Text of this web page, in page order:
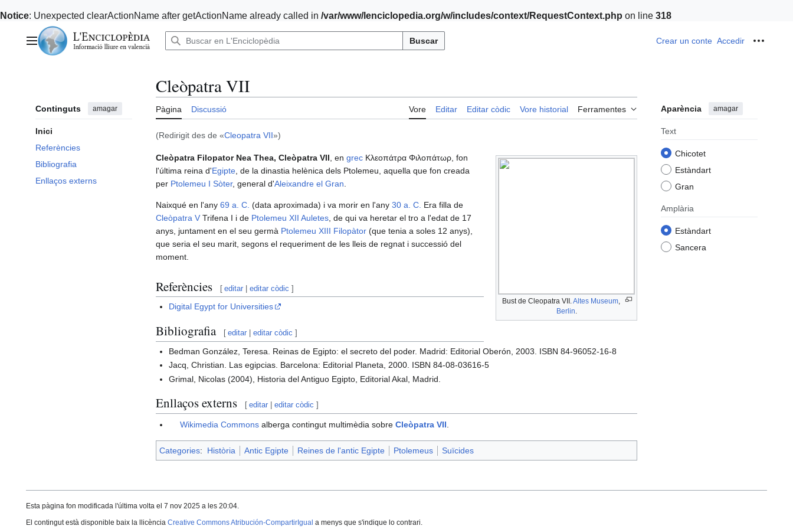
Notice: Unexpected clearActionName after getActionName already called in /var/www/lenciclopedia.org/w/includes/context/RequestContext.php on line 318
contingutMenú principal Buscar Crear un conte Accedir
Continguts amagar
Inici
Referències
Bibliografia
Enllaços externs
Cleòpatra VII
Pàgina Discussió Vore Editar Editar còdic Vore historial Ferramentes Aparència amagar
Text
Chicotet
Estàndart
Gran
Amplària
Estàndart
Sancera
(Redirigit des de «Cleopatra VII»)
Bust de Cleopatra VII.Altes Museum,
Berlin.
Cleòpatra Filopator Nea Thea, Cleòpatra VII , en grec Κλεοπάτρα Φιλοπάτωρ, fon
l'última reina d'Egipte , de la dinastia helènica dels Ptolemeu, aquella que fon creada
per Ptolemeu I Sòter, general d'Aleixandre el Gran
Naixqué en l'any 69 a. C. (data aproximada) i va morir en l'any 30 a. C. Era filla de
Cleòpatra V Trifena I i de Ptolemeu XII Auletes , de qui va heretar el tro a l'edat de 17
anys, juntament en el seu germà Ptolemeu XIII Filopàtor (que tenia a soles 12 anys),
que seria el seu marit, segons el requeriment de les lleis de regnat i successió del
moment.
Referències [ editar |editar còdic ]
Digital Egypt for Universities
Bibliografia [ editar |editar còdic ]
Bedman González, Teresa. Reinas de Egipto: el secreto del poder. Madrid: Editorial Oberón, 2003. ISBN 84-96052-16-8
Jacq, Christian. Las egipcias. Barcelona: Editorial Planeta, 2000. ISBN 84-08-03616-5
Grimal, Nicolas (2004), Historia del Antiguo Egipto, Editorial Akal, Madrid.
Enllaços externs [ editar |editar còdic ]
Wikimedia Commons alberga contingut multimèdia sobreCleòpatra VII
Categories: Història Antic Egipte Reines de l'antic Egipte Ptolemeus Suïcides
Esta pàgina fon modificada l'última volta el 7 nov 2025 a les 20:04.
El contingut està disponible baix la llicència Creative Commons Atribución-CompartirIgual a menys que s'indique lo contrari.